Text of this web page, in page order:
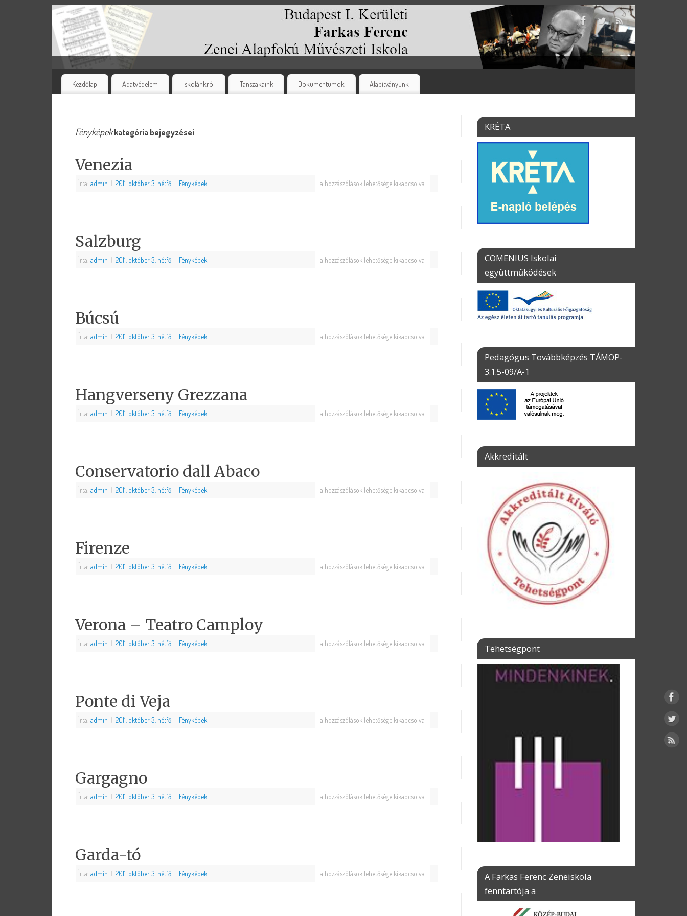
Kezdőlap Adatvédelem Iskolánkról Tanszakaink Dokumentumok Alapítványunk
Fényképekkategória bejegyzései
Venezia
Írta: admin | 2011. október 3. hétfő | Fényképek a hozzászólások lehetősége kikapcsolva
Salzburg
Írta: admin | 2011. október 3. hétfő | Fényképek a hozzászólások lehetősége kikapcsolva
Búcsú
Írta: admin | 2011. október 3. hétfő | Fényképek a hozzászólások lehetősége kikapcsolva
Hangverseny Grezzana
Írta: admin | 2011. október 3. hétfő | Fényképek a hozzászólások lehetősége kikapcsolva
Conservatorio dall Abaco
Írta: admin | 2011. október 3. hétfő | Fényképek a hozzászólások lehetősége kikapcsolva
Firenze
Írta: admin | 2011. október 3. hétfő | Fényképek a hozzászólások lehetősége kikapcsolva
Verona – Teatro Camploy
Írta: admin | 2011. október 3. hétfő | Fényképek a hozzászólások lehetősége kikapcsolva
Ponte di Veja
Írta: admin | 2011. október 3. hétfő | Fényképek a hozzászólások lehetősége kikapcsolva
Gargagno
Írta: admin | 2011. október 3. hétfő | Fényképek a hozzászólások lehetősége kikapcsolva
Garda-tó
Írta: admin | 2011. október 3. hétfő | Fényképek a hozzászólások lehetősége kikapcsolva
KRÉTA
COMENIUS Iskolai
együttműködések
Pedagógus Továbbképzés TÁMOP-
3.1.5-09/A-1
Akkreditált
Tehetségpont
A Farkas Ferenc Zeneiskola
fenntartója a